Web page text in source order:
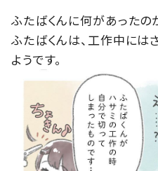
ふたばくんに何があったの
ふたばくんは、工作中には
ようです。